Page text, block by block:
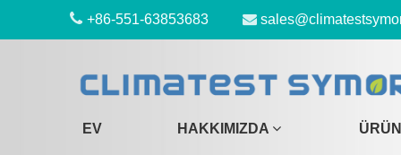
+86-551-63853683
EV HAKKIMIZDA